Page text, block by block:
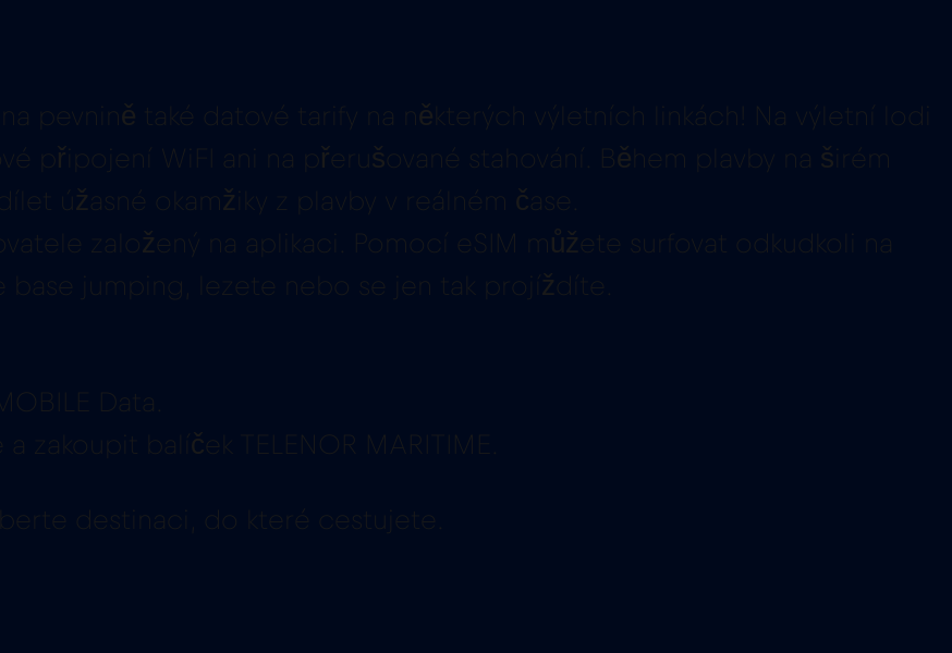
pevnině také datové tarify na některých výletních linkách! Na výletní lodi
připojení WiFI ani na přerušované stahování. Během plavby na širém
úžasné okamžiky z plavby v reálném čase.
založený na aplikaci. Pomocí eSIM můžete surfovat odkudkoli na
base jumping, lezete nebo se jen tak projíždíte.
Data.
zakoupit balíček TELENOR MARITIME.
destinaci, do které cestujete.